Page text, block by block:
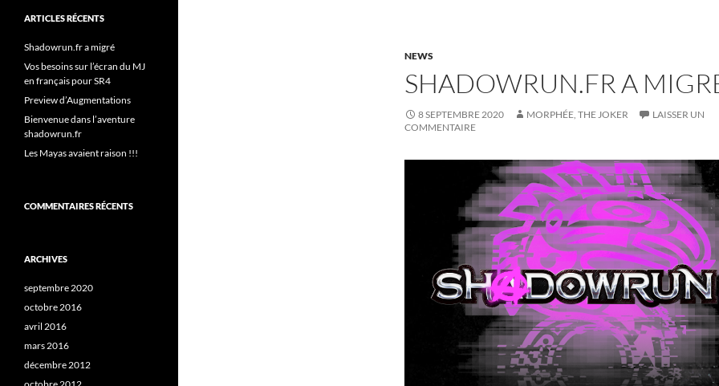
NEWS
SHADOWRUN.FR A
8 SEPTEMBRE 2020 MORPHÉE, THE JOKER
LAISSER UN
COMMENTAIRE
ARTICLES RÉCENTS
Shadowrun.fr a migré
Vos besoins sur l’écran du MJ
en français pour SR4
Preview d’Augmentations
Bienvenue dans l’aventure
shadowrun.fr
Les Mayas avaient raison !!!
COMMENTAIRES RÉCENTS
ARCHIVES
septembre 2020
octobre 2016
avril 2016
mars 2016
décembre 2012